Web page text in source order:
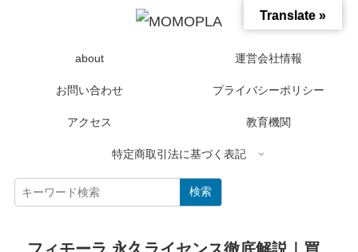
about 運営会社情報
お問い合わせ プライバシーポリシー
アクセス 教育機関
特定商取引法に基づく表記
検索
Translate »